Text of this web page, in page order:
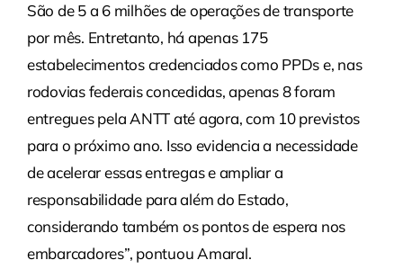
São de 5 a 6 milhões de operações de transporte
por mês. Entretanto, há apenas 175
estabelecimentos credenciados como PPDs e, nas
rodovias federais concedidas, apenas 8 foram
entregues pela ANTT até agora, com 10 previstos
para o próximo ano. Isso evidencia a necessidade
de acelerar essas entregas e ampliar a
responsabilidade para além do Estado,
considerando também os pontos de espera nos
embarcadores”, pontuou Amaral.